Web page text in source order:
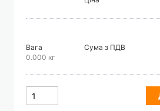
Вага
0.000 кг
Сума з ПДВ